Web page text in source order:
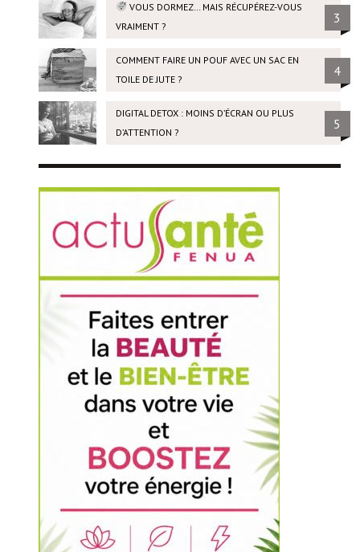
VOUS DORMEZ… MAIS RÉCUPÉREZ-VOUS
VRAIMENT ?
3
COMMENT FAIRE UN POUF AVEC UN SAC EN
TOILE DE JUTE ?
4
DIGITAL DETOX : MOINS D’ÉCRAN OU PLUS
D’ATTENTION ?
5